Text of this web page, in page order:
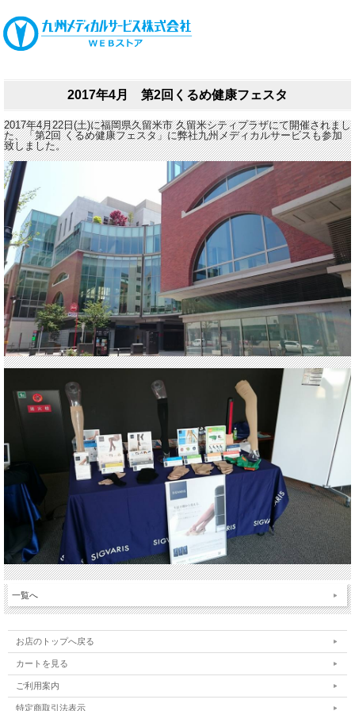
2017年4月 第2回くるめ健康フェスタ
2017年4月22日(土)に福岡県久留米市 久留米シティプラザにて開催されまし
た、「第2回 くるめ健康フェスタ」に弊社九州メディカルサービスも参加
致しました。
一覧へ
お店のトップへ戻る
カートを見る
ご利用案内
特定商取引法表示